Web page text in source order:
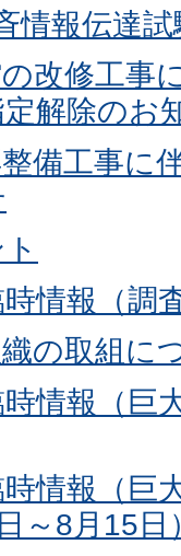
情報伝達
改修工事
解除のお
備工事に
情報（調
の取組に
情報（巨
情報（巨
～8月15日